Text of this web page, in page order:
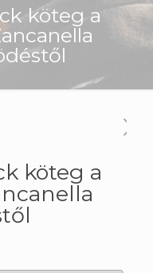
köteg a
köteg a